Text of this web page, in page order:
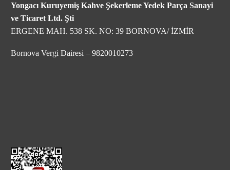
Yongacı Kuruyemiş Kahve Şekerleme Yedek Parça Sanayi
ve Ticaret Ltd. Şti
ERGENE MAH. 538 SK. NO: 39 BORNOVA/ İZMİR
Bornova Vergi Dairesi – 9820010273